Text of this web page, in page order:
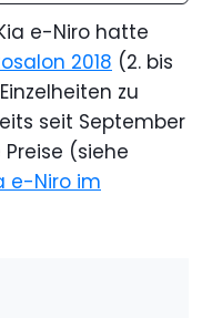
e-Niro hatte
2018 (2. bis
zu
seit September
(siehe
e-Niro im